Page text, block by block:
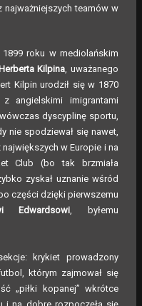
najważniejszych teamów w
roku w mediolańskim
Herberta Kilpina, uważanego
Kilpin urodził się w 1870
angielskimi imigrantami
dyscyplinę sportu,
nie spodziewał się nawet,
w Europie i na
Club (bo tak brzmiała
zyskał uznanie wśród
części dzięki pierwszemu
Edwardsowi, byłemu
krykiet prowadzony
którym zajmował się
„piłki kopanej” wkrótce